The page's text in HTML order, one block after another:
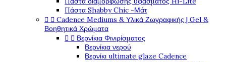
Πάστα Shabby Chic -Μάτ
  Cadence Mediums & Υλικά Ζωγραφικής | Gel &
Βοηθητικά Χρώματα
  Βερνίκια Φινιρίσματος
Βερνίκια νερού
Βερνίκι ultimate glaze Cadence